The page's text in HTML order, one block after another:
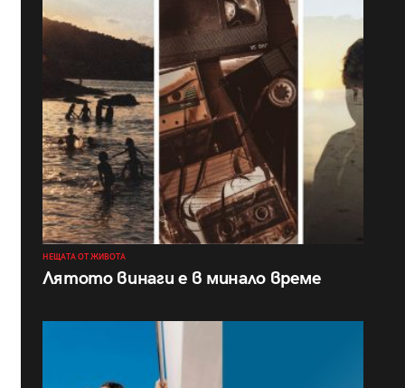
НЕЩАТА ОТ ЖИВОТА
Лятото винаги е в минало време